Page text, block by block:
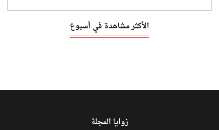
الأكثر مشاهدة في أسبوع
زوايا المجلة